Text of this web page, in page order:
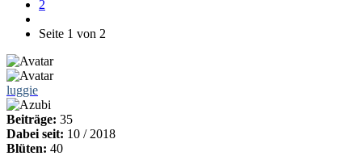
2
Seite 1 von 2
luggie
Beiträge: 35
Dabei seit: 10 / 2018
Blüten: 40